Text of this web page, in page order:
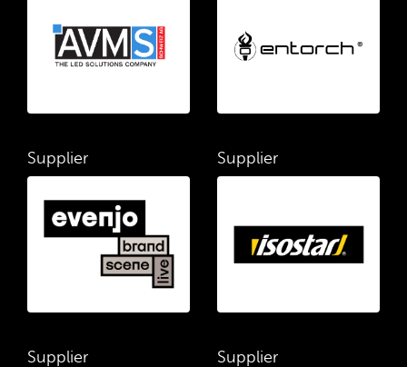
Supplier Supplier
Supplier Supplier